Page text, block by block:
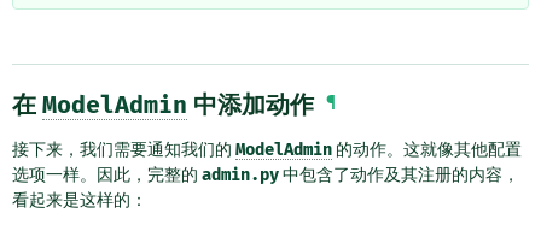
在 ModelAdmin 中添加动作 ¶
接下来，我们需要通知我们的 ModelAdmin 的动作。这就像其他配置
选项一样。因此，完整的 admin.py中包含了动作及其注册的内容，
看起来是这样的：